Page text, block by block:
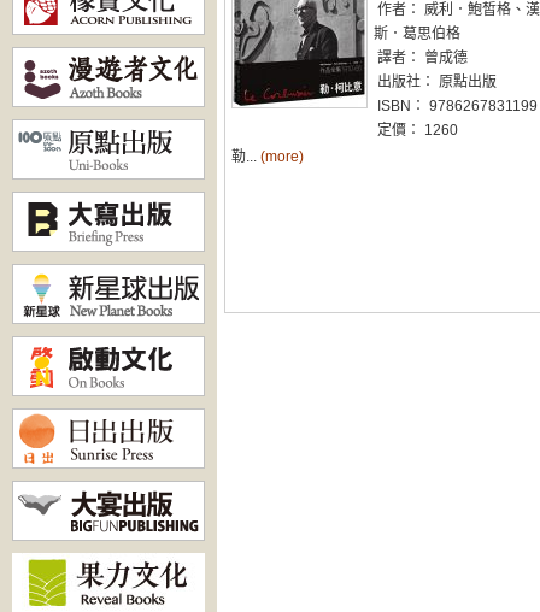
作者： 威利．鮑皙格、漢
斯．葛思伯格
譯者： 曾成德
出版社： 原點出版
ISBN： 9786267831199
定價： 1260
勒... (more)